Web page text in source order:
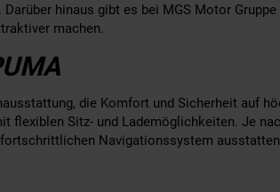
hinaus gibt es bei MGS Motor
machen.
die Komfort und Sicherheit auf
flexiblen Sitz- und Lademöglichkeiten. Je
Navigationssystem